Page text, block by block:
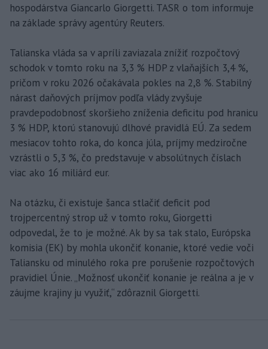
hospodárstva Giancarlo Giorgetti. TASR o tom informuje
na základe správy agentúry Reuters.
Talianska vláda sa v apríli zaviazala znížiť rozpočtový
schodok v tomto roku na 3,3 % HDP z vlaňajších 3,4 %,
pričom v roku 2026 očakávala pokles na 2,8 %. Stabilný
nárast daňových príjmov podľa vlády zvyšuje
pravdepodobnosť skoršieho zníženia deficitu pod hranicu
3 % HDP, ktorú stanovujú dlhové pravidlá EÚ. Za sedem
mesiacov tohto roka, do konca júla, príjmy medziročne
vzrástli o 5,3 %, čo predstavuje v absolútnych číslach
viac ako 16 miliárd eur.
Na otázku, či existuje šanca stlačiť deficit pod
trojpercentný strop už v tomto roku, Giorgetti
odpovedal, že to je možné. Ak by sa tak stalo, Európska
komisia (EK) by mohla ukončiť konanie, ktoré vedie voči
Taliansku od minulého roka pre porušenie rozpočtových
pravidiel Únie. „Možnosť ukončiť konanie je reálna a je v
záujme krajiny ju využiť,“ zdôraznil Giorgetti.